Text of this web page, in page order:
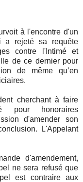
à l'encontre d'un
a rejeté sa requête
contre l'Intimé et
de ce dernier pour
de même qu’en
cherchant à faire
pour honoraires
d'amender son
L'Appelant
d'amendement,
ne sera refusé que
est contraire aux